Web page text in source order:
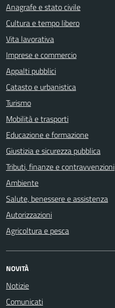
Anagrafe e stato civile
Cultura e tempo libero
Vita lavorativa
Imprese e commercio
Appalti pubblici
Catasto e urbanistica
Turismo
Mobilità e trasporti
Educazione e formazione
Giustizia e sicurezza pubblica
Tributi, finanze e contravvenzioni
Ambiente
Salute, benessere e assistenza
Autorizzazioni
Agricoltura e pesca
NOVITÀ
Notizie
Comunicati